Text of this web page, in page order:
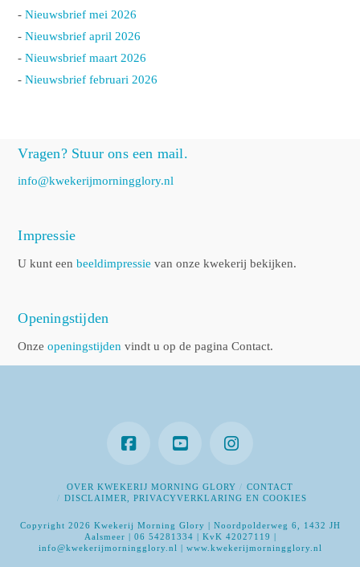
-Nieuwsbrief mei 2026
-Nieuwsbrief april 2026
-Nieuwsbrief maart 2026
-Nieuwsbrief februari 2026
Vragen? Stuur ons een mail.
info@kwekerijmorningglory.nl
Impressie
U kunt eenbeeldimpressie van onze kwekerij bekijken.
Openingstijden
Onzeopeningstijden vindt u op de pagina Contact.
OVER KWEKERIJ MORNING GLORY
CONTACT
DISCLAIMER, PRIVACYVERKLARING EN COOKIES
Copyright 2026 Kwekerij Morning Glory | Noordpolderweg 6, 1432 JH
Aalsmeer | 06 54281334 | KvK 42027119 |
info@kwekerijmorningglory.nl | www.kwekerijmorningglory.nl